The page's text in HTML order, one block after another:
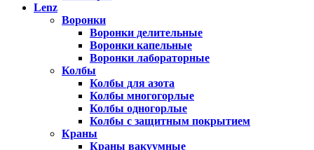
Lenz
Воронки
Воронки делительные
Воронки капельные
Воронки лабораторные
Колбы
Колбы для азота
Колбы многогорлые
Колбы одногорлые
Колбы с защитным покрытием
Краны
Краны вакуумные